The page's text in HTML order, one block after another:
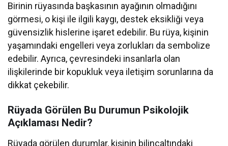
Birinin rüyasında başkasının ayağının olmadığını
görmesi, o kişi ile ilgili kaygı, destek eksikliği veya
güvensizlik hislerine işaret edebilir. Bu rüya, kişinin
yaşamındaki engelleri veya zorlukları da sembolize
edebilir. Ayrıca, çevresindeki insanlarla olan
ilişkilerinde bir kopukluk veya iletişim sorunlarına da
dikkat çekebilir.
Rüyada Görülen Bu Durumun Psikolojik
Açıklaması Nedir?
Rüyada görülen durumlar, kişinin bilinçaltındaki